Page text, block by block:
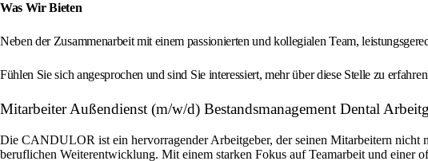
Was Wir Bieten
Neben der Zusammenarbeit mit einem passionierten und kollegialen Team,
Fühlen Sie sich angesprochen und sind Sie interessiert, mehr über diese Stelle zu
Mitarbeiter Außendienst (m/w/d) Bestandsmanagement Dental
Die CANDULOR ist ein hervorragender Arbeitgeber, der seinen Mitarbeitern nicht
beruflichen Weiterentwicklung. Mit einem starken Fokus auf Teamarbeit und einer